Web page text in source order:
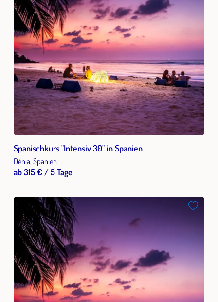
Spanischkurs "Intensiv 30" in Spanien
Dénia, Spanien
ab 315 € / 5 Tage